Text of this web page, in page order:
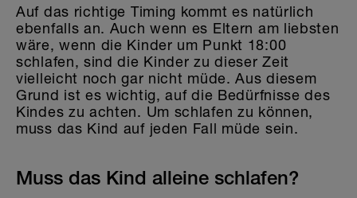
Auf das richtige Timing kommt es natürlich
ebenfalls an. Auch wenn es Eltern am liebsten
wäre, wenn die Kinder um Punkt 18:00
schlafen, sind die Kinder zu dieser Zeit
vielleicht noch gar nicht müde. Aus diesem
Grund ist es wichtig, auf die Bedürfnisse des
Kindes zu achten. Um schlafen zu können,
muss das Kind auf jeden Fall müde sein.
Muss das Kind alleine schlafen?